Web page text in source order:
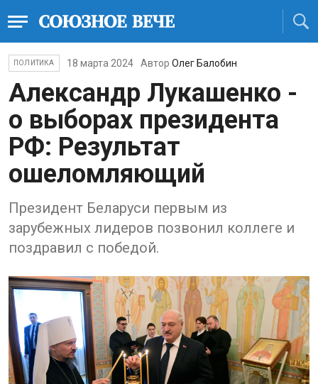
ПОЛИТИКА 18 марта 2024 Автор Олег Балобин
Александр Лукашенко -
о выборах президента
РФ: Результат
ошеломляющий
Президент Беларуси первым из
зарубежных лидеров позвонил коллеге и
поздравил с победой.